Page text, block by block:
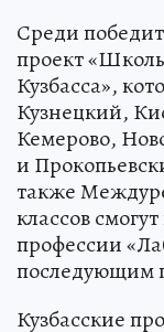
Среди
проект
Кузбасса»,
Кузнецкий,
Кемерово,
и
также
классов
профессии
последующим
Кузбасские